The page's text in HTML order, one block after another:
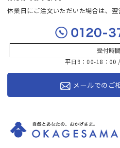
休業日にご注文いただいた場合は、翌
受付時間
平日9：00-18：00
メールでのご